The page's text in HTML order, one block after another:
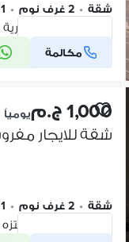
شقة • 2 غرف نوم • 1 حمام
ميامي، الإسكندرية
مكالمة
شركة موثقة
1,000 ج.م يومياً
شقة • 2 غرف نوم • 1 حمام
قصر المنتزة، المنتزه